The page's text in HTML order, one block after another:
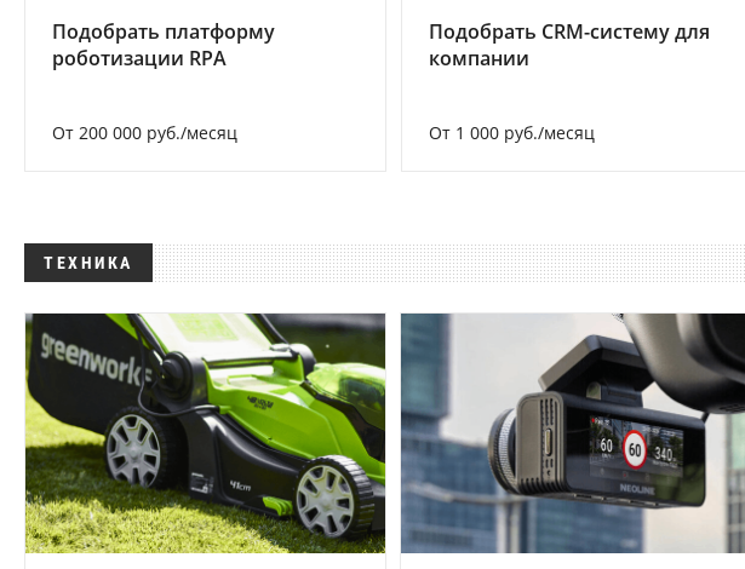
Подобрать платформу
роботизации RPA
От 200 000 руб./месяц
Подобрать CRM-систему для
компании
От 1 000 руб./месяц
ТЕХНИКА